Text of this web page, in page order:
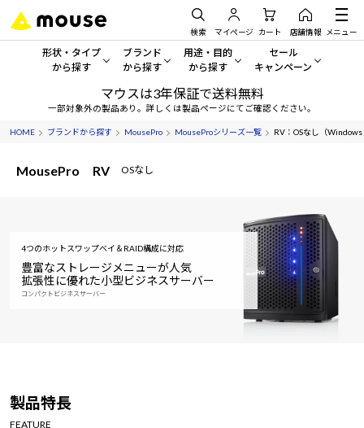
検索 マイページ カート 店舗情報 メニュー
形状・タイプ
から探す
形状・タイプから探す をすべてみる
デスクトップPC
ノートPC
サーバー
ワークステーション
ブランド
から探す
mouse
G TUNE
NEXTGEAR
MousePro
用途・目的
から探す
一般向けパソコン
ゲーミングPC・ゲーム向けパソコン
ビジネス向けパソコン
学習向けパソコン
スペック/パーツ別
セール
キャンペーン
セール・キャンペー
期間限定セール
おすすめ目玉パソコン
今イチオシのパソコンをピ
Windows 11 |Copilot+ PC
マウスは3年保証で送料無料
一部対象外の製品あり。詳しくは製品ページにてご確認ください。
HOME ブランドから探す MousePro MouseProシリーズ一覧 RV：OSなし（
MousePro RV OSなし
4つのホットスワップベイ＆RAID構成に対応
豊富なストレージメニューが人気
拡張性に優れた小型ビジネスサーバー
コンパクトビジネスサーバー
製品特長
FEATURE